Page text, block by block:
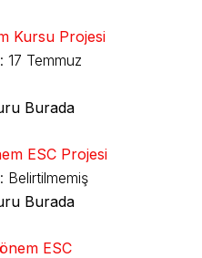
Kursu Projesi
17 Temmuz
Burada
ESC Projesi
Belirtilmemiş
Burada
ESC